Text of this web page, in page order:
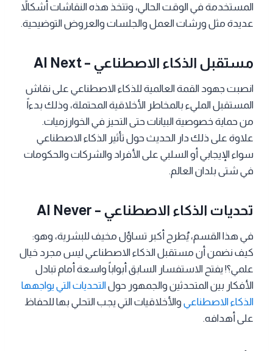
المستخدمة في الوقت الحالي، وتتخذ هذه النقاشات أشكالاً
عديدة مثل ورشات العمل والجلسات والعروض التوضيحية.
مستقبل الذكاء الاصطناعي – AI Next
انصبت جهود القمة العالمية للذكاء الاصطناعي على نقاش
المستقبل المليء بالمخاطر الأخلاقية المحتملة، وذلك بدءاً
من حماية خصوصية البيانات حتى التحيز في الخوارزميات.
علاوة على ذلك دار الحديث حول تأثير الذكاء الاصطناعي
سواء الإيجابي أو السلبي على الأفراد والشركات والحكومات
في شتى بلدان العالم.
تحديات الذكاء الاصطناعي – AI Never
في هذا القسم، يُطرح أكبر تساؤل مخيف للبشرية، وهو:
كيف نضمن أن مستقبل الذكاء الاصطناعي ليس مجرد خيال
علمي؟! يفتح الاستفسار السابق أبواباً واسعة أمام تبادل
الأفكار بين المتحدثين والجمهور حولالتحديات التي يواجهها
الذكاء الاصطناعيوالأخلاقيات التي يجب التحلي بها للحفاظ
على أهدافه.